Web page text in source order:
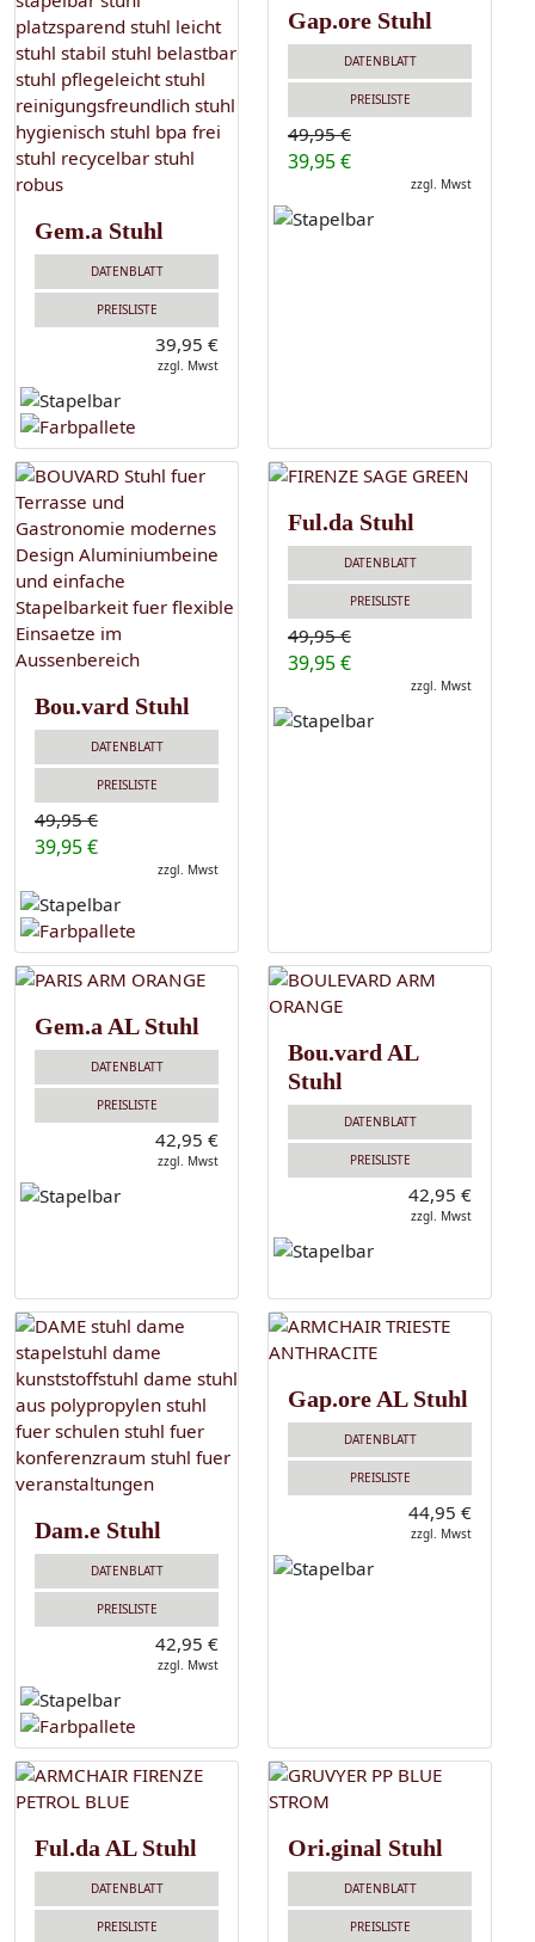
Gem.a Stuhl
DATENBLATT
PREISLISTE
39,95 €
zzgl. Mwst
Gap.ore Stuhl
DATENBLATT
PREISLISTE
49,95 €
39,95 €
zzgl. Mwst
Bou.vard Stuhl
DATENBLATT
PREISLISTE
49,95 €
39,95 €
zzgl. Mwst
Ful.da Stuhl
DATENBLATT
PREISLISTE
49,95 €
39,95 €
zzgl. Mwst
Gem.a AL Stuhl
DATENBLATT
PREISLISTE
42,95 €
zzgl. Mwst
Bou.vard AL
Stuhl
DATENBLATT
PREISLISTE
42,95 €
zzgl. Mwst
Dam.e Stuhl
DATENBLATT
PREISLISTE
42,95 €
zzgl. Mwst
Gap.ore AL Stuhl
DATENBLATT
PREISLISTE
44,95 €
zzgl. Mwst
Ful.da AL Stuhl
DATENBLATT
PREISLISTE
Ori.ginal Stuhl
DATENBLATT
PREISLISTE